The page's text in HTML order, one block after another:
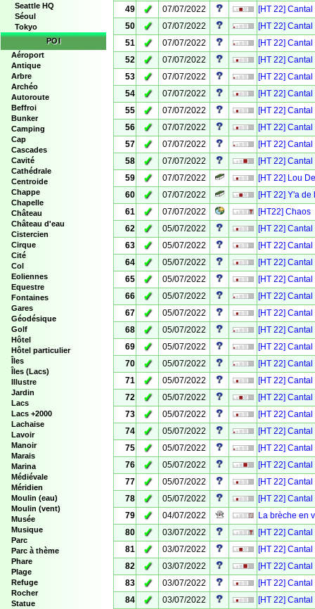
Seattle HQ
Séoul
Tokyo
POI
Aéroport
Antique
Arbre
Archéo
Autoroute
Beffroi
Bunker
Camping
Cap
Cascades
Cavité
Cathédrale
Centroide
Chappe
Chapelle
Château
Château d'eau
Cistercien
Cirque
Cité
Col
Eoliennes
Equestre
Fontaines
Gares
Géodésique
Golf
Hôtel
Hôtel particulier
Îles
Îles (Lacs)
Illustre
Jardin
Lacs
Lacs +2000
Lachaise
Lavoir
Manoir
Marais
Marina
Médiévale
Méridien
Moulin (eau)
Moulin (vent)
Musée
Musique
Parc
Parc à thème
Phare
Plage
Refuge
Rocher
Statue
49
✓ 07/07/2022
[HT 22] Cantal
50
✓ 07/07/2022
[HT 22] Cantal
51
✓ 07/07/2022
[HT 22] Cantal
52
✓ 07/07/2022
[HT 22] Cantal
53
✓ 07/07/2022
[HT 22] Cantal
54
✓ 07/07/2022
[HT 22] Cantal
55
✓ 07/07/2022
[HT 22] Cantal
56
✓ 07/07/2022
[HT 22] Cantal
57
✓ 07/07/2022
[HT 22] Cantal
58
✓ 07/07/2022
[HT 22] Cantal
59
✓ 07/07/2022
[HT 22] Lou
60
✓ 07/07/2022
[HT 22] Y'a de
61
✓ 07/07/2022
[HT22] Chaos
62
✓ 05/07/2022
[HT 22] Cantal
63
✓ 05/07/2022
[HT 22] Cantal
64
✓ 05/07/2022
[HT 22] Cantal
65
✓ 05/07/2022
[HT 22] Cantal
66
✓ 05/07/2022
[HT 22] Cantal
67
✓ 05/07/2022
[HT 22] Cantal
68
✓ 05/07/2022
[HT 22] Cantal
69
✓ 05/07/2022
[HT 22] Cantal
70
✓ 05/07/2022
[HT 22] Cantal
71
✓ 05/07/2022
[HT 22] Cantal
72
✓ 05/07/2022
[HT 22] Cantal
73
✓ 05/07/2022
[HT 22] Cantal
74
✓ 05/07/2022
[HT 22] Cantal
75
✓ 05/07/2022
[HT 22] Cantal
76
✓ 05/07/2022
[HT 22] Cantal
77
✓ 05/07/2022
[HT 22] Cantal
78
✓ 05/07/2022
[HT 22] Cantal
79
✓ 04/07/2022
La brèche en
80
✓ 03/07/2022
[HT 22] Cantal
81
✓ 03/07/2022
[HT 22] Cantal
82
✓ 03/07/2022
[HT 22] Cantal
83
✓ 03/07/2022
[HT 22] Cantal
84
✓ 03/07/2022
[HT 22] Cantal